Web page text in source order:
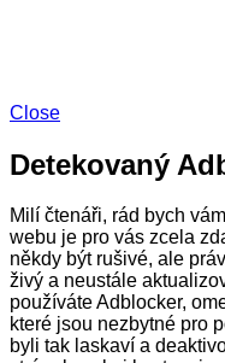
Close
Detekovaný
Milí čtenáři, rád bych
webu je pro vás zcela
někdy být rušivé, ale
živý a neustále
používáte Adblocker,
které jsou nezbytné pro
byli tak laskaví a